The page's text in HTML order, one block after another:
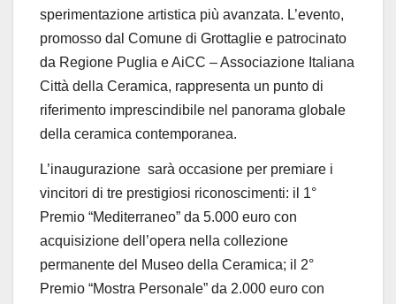
sperimentazione artistica più avanzata. L’evento,
promosso dal Comune di Grottaglie e patrocinato
da Regione Puglia eAiCC – Associazione Italiana
Città della Ceramica, rappresenta un punto di
riferimento imprescindibile nel panorama globale
della ceramica contemporanea.
L’inaugurazione sarà occasione per premiare i
vincitori di tre prestigiosi riconoscimenti: il 1°
Premio “Mediterraneo” da 5.000 euro con
acquisizione dell’opera nella collezione
permanente del Museo della Ceramica; il 2°
Premio “Mostra Personale” da 2.000 euro con